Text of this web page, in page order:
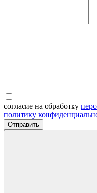
согласие на обработку
политику
Отправить